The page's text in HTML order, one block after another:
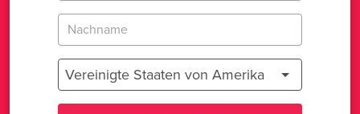
Vereinigte Staaten von Amerika